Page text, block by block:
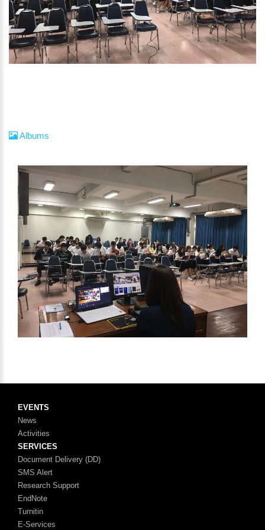
Albums
EVENTS
News
Activities
SERVICES
Document Delivery (DD)
SMS Alert
Research Support
EndNote
Turnitin
E-Services